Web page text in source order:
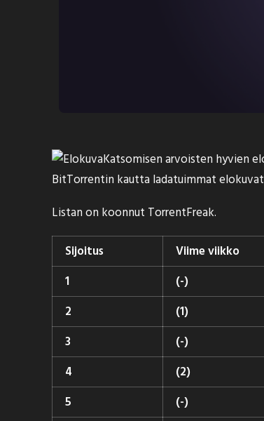
Katsomisen arvoisten hyvien
BitTorrentin kautta ladatuimmat
Listan on koonnut TorrentFreak.
Sijoitus Viime viikko
1
(-)
2
(1)
3
(-)
4
(2)
5
(-)